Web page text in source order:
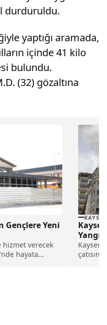
durduruldu.
yaptığı aramada,
içinde 41 kilo
bulundu.
(32) gözaltına
Gençlere Yeni
hizmet verecek
hayata
Yangın